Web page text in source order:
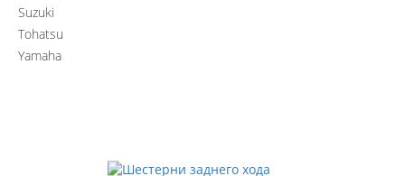
Suzuki
Tohatsu
Yamaha